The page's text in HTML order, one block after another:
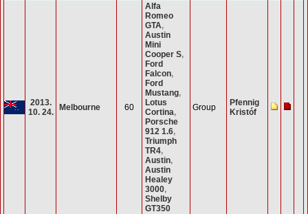
2013.
10. 24.
Melbourne 60
Alfa
Romeo
GTA,
Austin
Mini
Cooper S,
Ford
Falcon,
Ford
Mustang,
Lotus
Cortina,
Porsche
912 1.6,
Triumph
TR4,
Austin,
Austin
Healey
3000,
Shelby
GT350
Group
Pfennig
Kristóf